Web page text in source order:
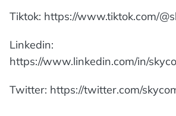
Tiktok: https://www.tiktok.com/
Linkedin:
https://www.linkedin.com/in/
Twitter: https://twitter.com/